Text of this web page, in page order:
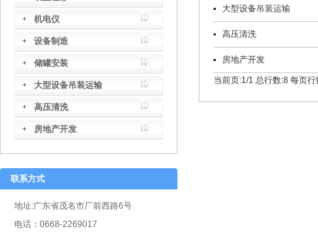
机电仪
设备制造
储罐安装
大型设备吊装运输
高压清洗
房地产开发
联系方式
地址:广东省茂名市厂前西路6号
电话：0668-2269017
大型设备吊装运输
高压清洗
房地产开发
当前页:1/1 总行数:8 每页行